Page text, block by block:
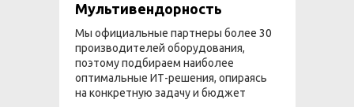
Мультивендорность
Мы официальные партнеры более 30
производителей оборудования,
поэтому подбираем наиболее
оптимальные ИТ-решения, опираясь
на конкретную задачу и бюджет